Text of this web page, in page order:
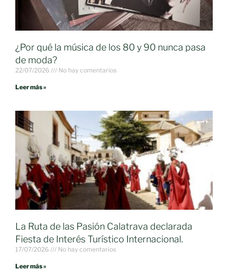
¿Por qué la música de los 80 y 90 nunca pasa
de moda?
22/07/2026 No hay comentarios
Leer más »
La Ruta de las Pasión Calatrava declarada
Fiesta de Interés Turístico Internacional.
17/07/2026 No hay comentarios
Leer más »